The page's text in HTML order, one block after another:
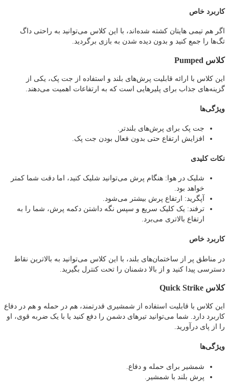
کاربرد خاص
اگر هم‌ تیمی‌ هایتان کشته شده‌اند، با این کلاس می‌توانید به راحتی داگ‌
تگ‌ها را جمع کنید و بدون دیده شدن به بازی برگردید.
کلاس Pumped
این کلاس با ارائه قابلیت پرش‌های بلند و استفاده از جت پک، یکی از
گزینه‌های جذاب برای پلیرهایی است که به ارتفاعات اهمیت می‌دهند.
ویژگی‌ها
جت پک برای پرش‌های بلندتر.
افزایش ارتفاع حتی بدون فعال بودن جت پک.
نکات کلیدی
شلیک در هوا: هنگام پرش می‌توانید شلیک کنید، اما دقت شما کمتر
خواهد بود.
آپگرید: ارتفاع پرش بیشتر می‌شود.
ترفند: یک کلیک سریع و سپس نگه داشتن دکمه پرش، شما را به
ارتفاع بالاتری می‌برد.
کاربرد خاص
در مناطق پر از ساختمان‌های بلند، با این کلاس می‌توانید به بالاترین نقاط
دسترسی پیدا کنید و از بالا دشمنان را تحت کنترل بگیرید.
کلاس Quick Strike
این کلاس با قابلیت استفاده از شمشیری قدرتمند، هم در حمله و هم در دفاع
کاربرد دارد. شما می‌توانید تیرهای دشمن را دفع کنید یا با یک ضربه قوی، او
را از پای درآورید.
ویژگی‌ها
شمشیر برای حمله و دفاع.
پرش بلند با شمشیر.